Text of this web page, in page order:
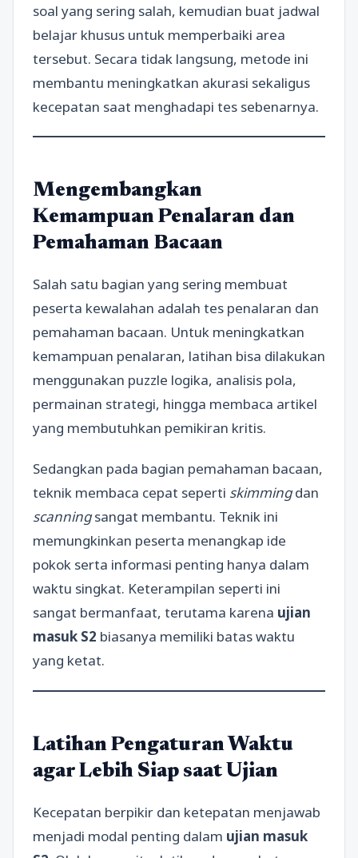
soal yang sering salah, kemudian buat jadwal
belajar khusus untuk memperbaiki area
tersebut. Secara tidak langsung, metode ini
membantu meningkatkan akurasi sekaligus
kecepatan saat menghadapi tes sebenarnya.
Mengembangkan
Kemampuan Penalaran dan
Pemahaman Bacaan
Salah satu bagian yang sering membuat
peserta kewalahan adalah tes penalaran dan
pemahaman bacaan. Untuk meningkatkan
kemampuan penalaran, latihan bisa dilakukan
menggunakan puzzle logika, analisis pola,
permainan strategi, hingga membaca artikel
yang membutuhkan pemikiran kritis.
Sedangkan pada bagian pemahaman bacaan,
teknik membaca cepat seperti skimmingdan
scanningsangat membantu. Teknik ini
memungkinkan peserta menangkap ide
pokok serta informasi penting hanya dalam
waktu singkat. Keterampilan seperti ini
sangat bermanfaat, terutama karena ujian
masuk S2 biasanya memiliki batas waktu
yang ketat.
Latihan Pengaturan Waktu
agar Lebih Siap saat Ujian
Kecepatan berpikir dan ketepatan menjawab
menjadi modal penting dalam ujian masuk